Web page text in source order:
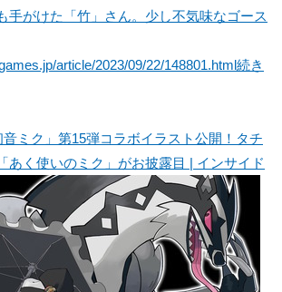
手がけた「竹」さん。少し不気味なゴース
article/2023/09/22/148801.html続き
音ミク」第15弾コラボイラスト公開！タチ
あく使いのミク」がお披露目 | インサイド